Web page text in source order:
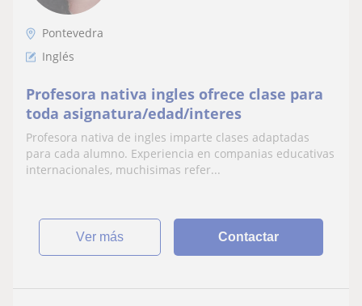
Pontevedra
Inglés
Profesora nativa ingles ofrece clase para
toda asignatura/edad/interes
Profesora nativa de ingles imparte clases adaptadas
para cada alumno. Experiencia en companias educativas
internacionales, muchisimas refer...
ver más Contactar